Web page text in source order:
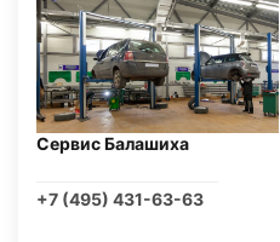
Сервис Балашиха
+7 (495) 431-63-63